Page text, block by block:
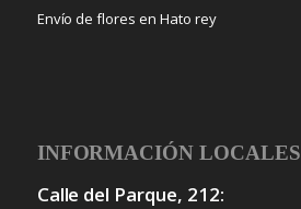
Envío de flores en Hato rey
INFORMACIÓN LOCALES
Calle del Parque, 212: